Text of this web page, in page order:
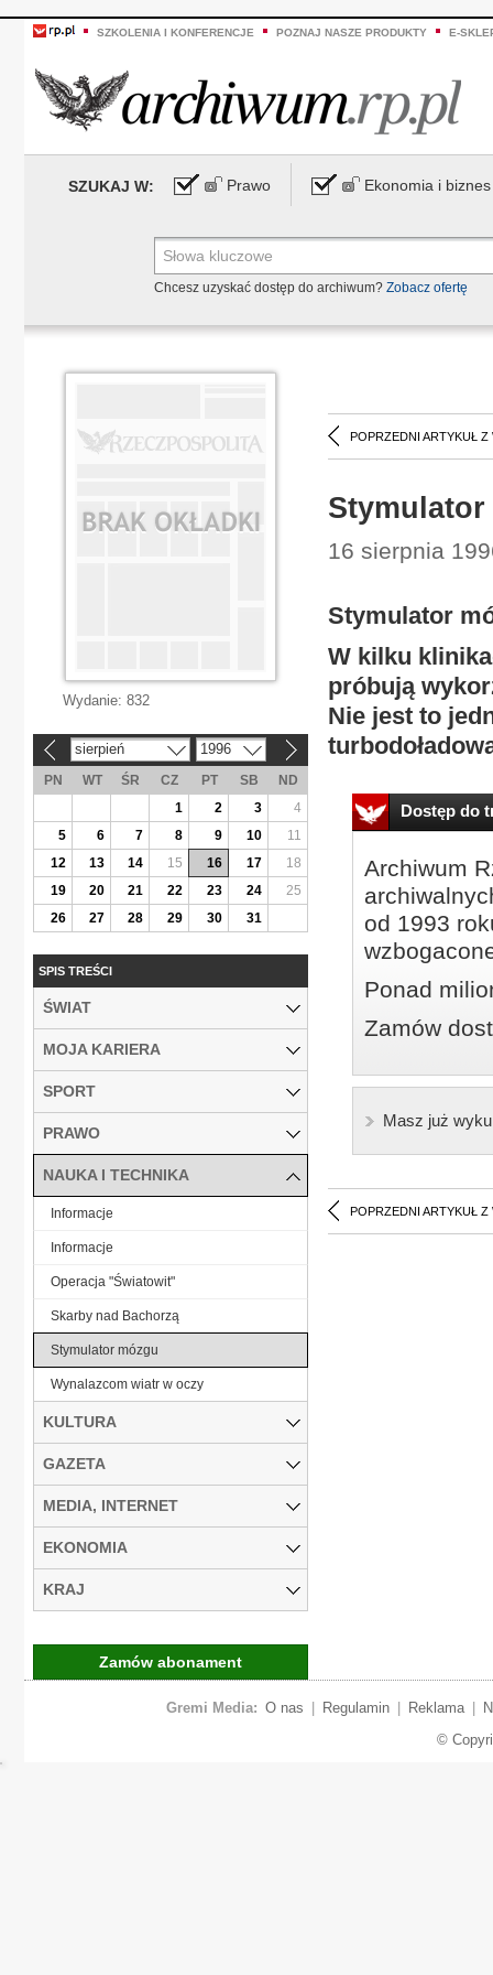
SZKOLENIA I KONFERENCJE POZNAJ NASZE PRODUKTY E-
SZUKAJ W: Prawo Ekonomia i biznes
Chcesz uzyskać dostęp do archiwum? Zobacz ofertę
POPRZEDNI ARTYKUŁ Z
16 sierpnia
Stymulator
W kilku
próbują
Nie jest to
Dostęp do
Archiwum
od 1993
Ponad
Zamów
Masz już
POPRZEDNI ARTYKUŁ Z
Wydanie: 832
sierpień 1996
PN WT ŚR CZ PT SB
ND
1
2 3
4
5
6 7 8 9 10
11
12
13 14 15 16 17
18
19
20 21 22 23 24
25
26
27 28 29 30 31
SPIS TREŚCI
ŚWIAT
MOJA KARIERA
SPORT
PRAWO
NAUKA I TECHNIKA
Informacje
Informacje
Operacja "Światowit"
Skarby nad Bachorzą
Stymulator mózgu
Wynalazcom wiatr w oczy
KULTURA
GAZETA
MEDIA, INTERNET
EKONOMIA
KRAJ
Zamów abonament
Gremi Media: O nas Regulamin Reklama
©